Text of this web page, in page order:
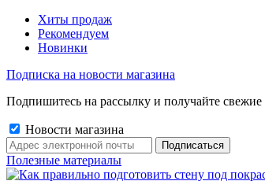
Хиты продаж
Рекомендуем
Новинки
Подписка на новости магазина
Подпишитесь на рассылку и получайте
Новости магазина
Полезные материалы